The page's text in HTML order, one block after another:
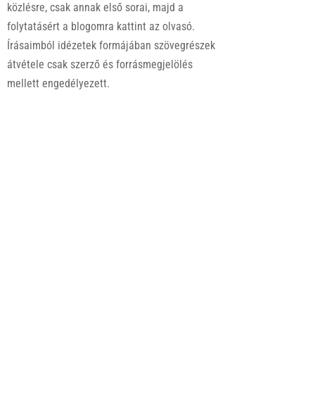
közlésre, csak annak első sorai, majd a
folytatásért a blogomra kattint az olvasó.
Írásaimból idézetek formájában szövegrészek
átvétele csak szerző és forrásmegjelölés
mellett engedélyezett.